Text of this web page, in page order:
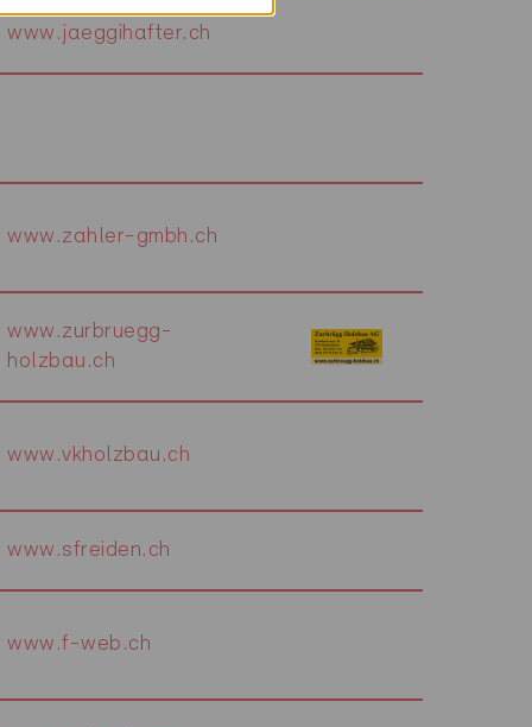
www.jaeggihafter.ch
www.zahler-gmbh.ch
www.zurbruegg-
holzbau.ch
www.vkholzbau.ch
www.sfreiden.ch
www.f-web.ch